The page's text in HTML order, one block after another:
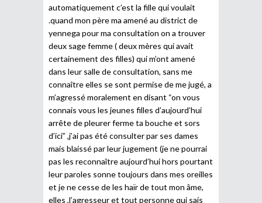
automatiquement c’est la fille qui voulait
.quand mon père ma amené au district de
yennega pour ma consultation on a trouver
deux sage femme ( deux mères qui avait
certainement des filles) qui m’ont amené
dans leur salle de consultation, sans me
connaître elles se sont permise de me jugé, a
m’agressé moralement en disant “on vous
connais vous les jeunes filles d’aujourd’hui
arrête de pleurer ferme ta bouche et sors
d’ici” ,j’ai pas été consulter par ses dames
mais blaissé par leur jugement (je ne pourrai
pas les reconnaître aujourd’hui hors pourtant
leur paroles sonne toujours dans mes oreilles
et je ne cesse de les haïr de tout mon âme,
elles ,l’agresseur et tout personne qui sais